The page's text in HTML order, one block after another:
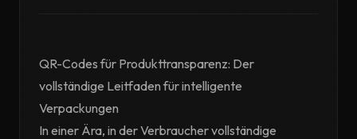
QR-Codes für Produkttransparenz: Der
vollständige Leitfaden für intelligente
Verpackungen
In einer Ära, in der Verbraucher vollständige